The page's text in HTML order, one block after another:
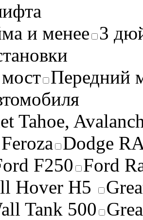
и менее 3
Передний
Tahoe,
Dodge
F250 Ford
Hover H5
Tank 500